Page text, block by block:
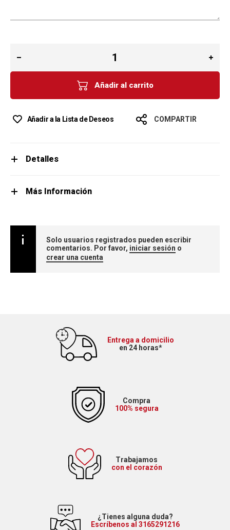
Añadir al carrito
Añadir a la Lista de Deseos COMPARTIR
Detalles
Más Información
Solo usuarios registrados pueden escribir
comentarios. Por favor, iniciar sesión o
crear una cuenta
Entrega a domicilio
en 24 horas*
Compra
100% segura
Trabajamos
con el corazón
¿Tienes alguna duda?
Escríbenos al 3165291216